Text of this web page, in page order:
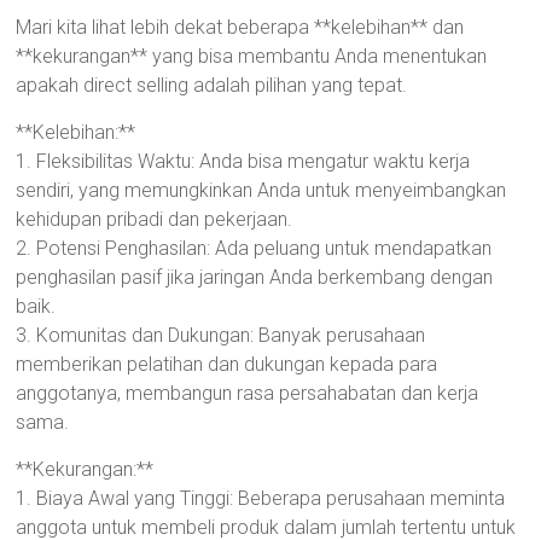
Mari kita lihat lebih dekat beberapa **kelebihan** dan
**kekurangan** yang bisa membantu Anda menentukan
apakah direct selling adalah pilihan yang tepat.
**Kelebihan:**
1. Fleksibilitas Waktu: Anda bisa mengatur waktu kerja
sendiri, yang memungkinkan Anda untuk menyeimbangkan
kehidupan pribadi dan pekerjaan.
2. Potensi Penghasilan: Ada peluang untuk mendapatkan
penghasilan pasif jika jaringan Anda berkembang dengan
baik.
3. Komunitas dan Dukungan: Banyak perusahaan
memberikan pelatihan dan dukungan kepada para
anggotanya, membangun rasa persahabatan dan kerja
sama.
**Kekurangan:**
1. Biaya Awal yang Tinggi: Beberapa perusahaan meminta
anggota untuk membeli produk dalam jumlah tertentu untuk